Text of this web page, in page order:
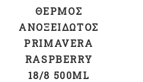
ΘΕΡΜΌΣ
ΑΝΟΞΕΊΔΩΤΟΣ
PRIMAVERA
RASPBERRY
18/8 500ML